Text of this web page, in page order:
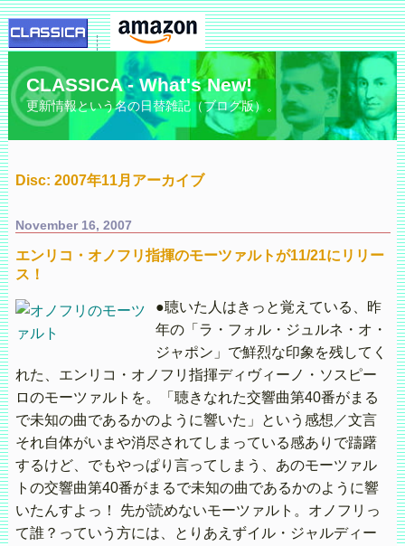
CLASSICA - What's New!
更新情報という名の日替雑記（ブログ版）。
Disc: 2007年11月アーカイブ
November 16, 2007
エンリコ・オノフリ指揮のモーツァルトが11/21にリリー
ス！
●聴いた人はきっと覚えている、昨
年の「ラ・フォル・ジュルネ・オ・
ジャポン」で鮮烈な印象を残してく
れた、エンリコ・オノフリ指揮ディヴィーノ・ソスピー
ロのモーツァルトを。「聴きなれた交響曲第40番がまる
で未知の曲であるかのように響いた」という感想／文言
それ自体がいまや消尽されてしまっている感ありで躊躇
するけど、でもやっぱり言ってしまう、あのモーツァル
トの交響曲第40番がまるで未知の曲であるかのように響
いたんすよっ！ 先が読めないモーツァルト。オノフリっ
て誰？っていう方には、とりあえずイル・ジャルディー